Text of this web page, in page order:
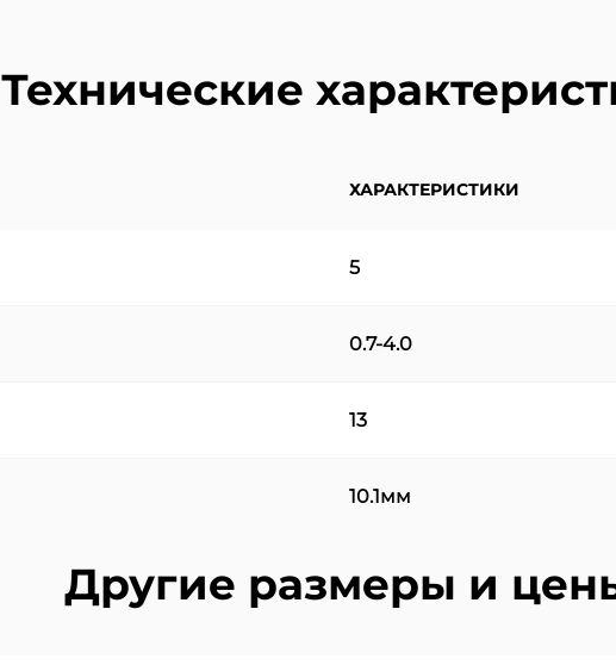
Технические
ХАРАКТЕРИСТИКИ
5
0.7-4.0
13
10.1мм
Другие размеры и